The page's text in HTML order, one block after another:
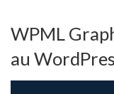
WPML
au